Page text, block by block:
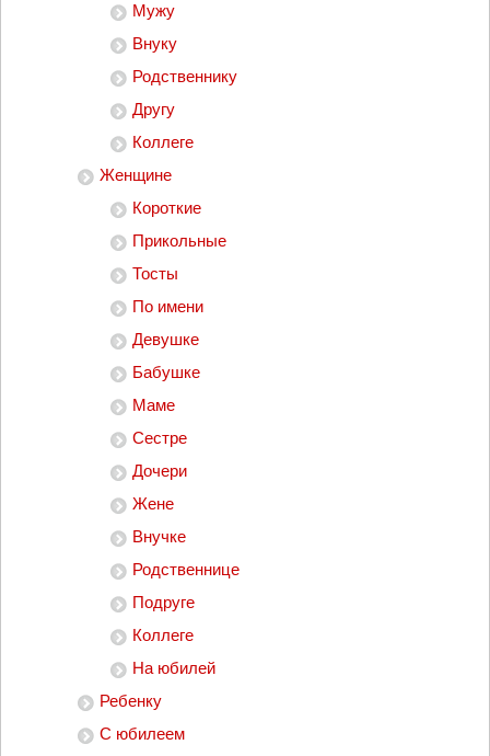
Мужу
Внуку
Родственнику
Другу
Коллеге
Женщине
Короткие
Прикольные
Тосты
По имени
Девушке
Бабушке
Маме
Сестре
Дочери
Жене
Внучке
Родственнице
Подруге
Коллеге
На юбилей
Ребенку
С юбилеем